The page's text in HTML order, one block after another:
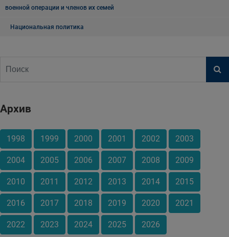
военной операции и членов их семей
Национальная политика
Архив
1998 1999 2000 2001 2002 2003
2004 2005 2006 2007 2008 2009
2010 2011 2012 2013 2014 2015
2016 2017 2018 2019 2020 2021
2022 2023 2024 2025 2026